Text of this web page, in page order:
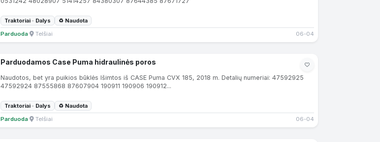
Traktoriai · Dalys
♻ Naudota
Parduoda· Telšiai 06-04
Parduodamos Case Puma hidraulinės poros
Naudotos, bet yra puikios būklės Išimtos iš CASE Puma CVX 185, 2018 m. Detalių numeriai: 47592925
47592924 87555868 87607904 190911 190906 190912...
Traktoriai · Dalys
♻ Naudota
Parduoda· Telšiai 06-04